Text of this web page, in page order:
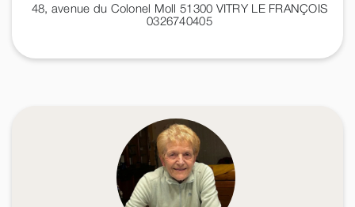
48, avenue du Colonel Moll 51300 VITRY LE FRANÇOIS
0326740405